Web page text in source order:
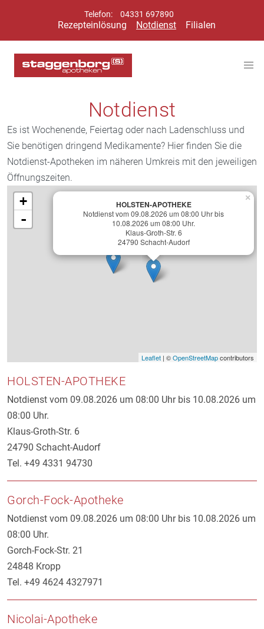
Telefon: 04331 697890
Rezepteinlösung Notdienst Filialen
Notdienst
Es ist Wochenende, Feiertag oder nach Ladenschluss und
Sie benötigen dringend Medikamente? Hier finden Sie die
Notdienst-Apotheken im näheren Umkreis mit den jeweiligen
Öffnungszeiten.
×
HOLSTEN-APOTHEKE
Notdienst vom 09.08.2026 um 08:00 Uhr bis
10.08.2026 um 08:00 Uhr.
Klaus-Groth-Str. 6
24790 Schacht-Audorf
+
-
Leaflet | ©OpenStreetMapcontributors
HOLSTEN-APOTHEKE
Notdienst vom 09.08.2026 um 08:00 Uhr bis 10.08.2026 um
08:00 Uhr.
Klaus-Groth-Str. 6
24790 Schacht-Audorf
Tel. +49 4331 94730
Gorch-Fock-Apotheke
Notdienst vom 09.08.2026 um 08:00 Uhr bis 10.08.2026 um
08:00 Uhr.
Gorch-Fock-Str. 21
24848 Kropp
Tel. +49 4624 4327971
Nicolai-Apotheke